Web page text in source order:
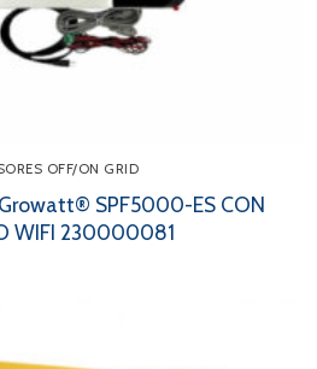
OFF/ON GRID
SPF5000-ES CON
WIFI 230000081